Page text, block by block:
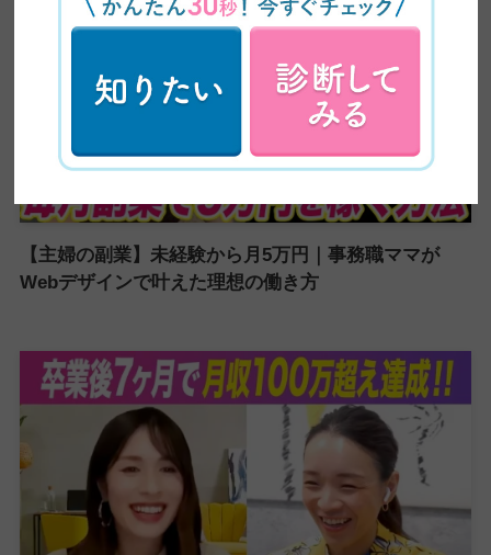
【主婦の副業】未経験から月5万円｜事務職ママが
Webデザインで叶えた理想の働き方